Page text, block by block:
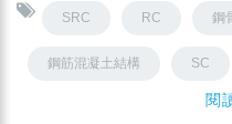
SRC RC 鋼
鋼筋混凝土結構 SC
閱